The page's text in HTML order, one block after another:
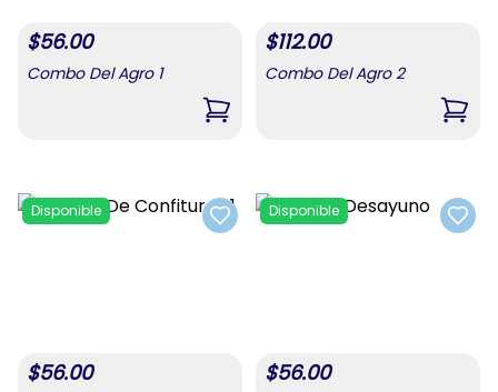
$56.00
Combo Del Agro 1
,Combo Del Agro 1
$112.00
Combo Del Agro 2
,
Add to favorites
Disponible
$56.00
Add
Disponible
$56.00